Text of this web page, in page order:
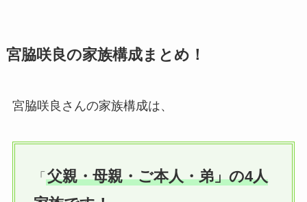
宮脇咲良の家族構成まとめ！
宮脇咲良さんの家族構成は、
「 父親・母親・ご本人・弟」の4人